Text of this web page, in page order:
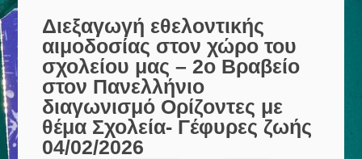
Διεξαγωγή εθελοντικής
αιμοδοσίας στον χώρο του
σχολείου μας – 2ο Βραβείο
στον Πανελλήνιο
διαγωνισμό Ορίζοντες με
θέμα Σχολεία- Γέφυρες ζωής
04/02/2026